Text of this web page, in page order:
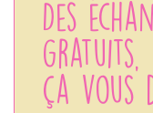
Des
gratuits,
ça vous